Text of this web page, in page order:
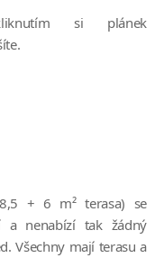
si plánek
+ 6 m² terasa) se
a nenabízí tak žádný
Všechny mají terasu a